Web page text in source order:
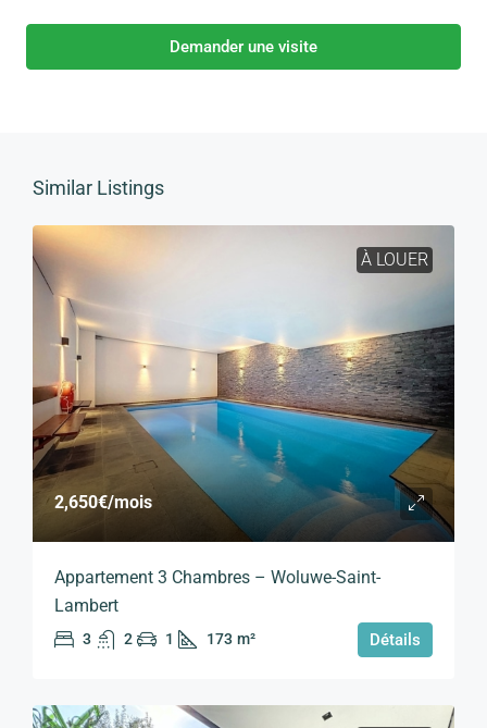
Demander une visite
Similar Listings
À LOUER
2,650€/mois
Appartement 3 Chambres – Woluwe-Saint-
Lambert
3 2 1 173 m² Détails